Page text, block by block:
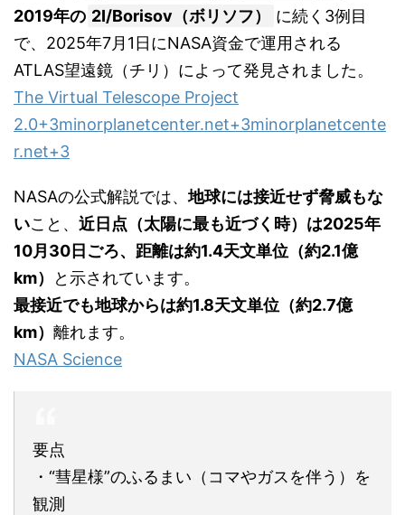
2019年の 2I/Borisov（ボリソフ）
に続く3例目
で、2025年7月1日にNASA資金で運用される
ATLAS望遠鏡（チリ）によって発見されました。
The Virtual Telescope Project
2.0+3minorplanetcenter.net+3minorplanetcente
r.net+3
NASAの公式解説では、地球には接近せず脅威もな
いこと、 近日点（太陽に最も近づく時）は2025年
10月30日ごろ、距離は約1.4天文単位（約2.1億
km）
と示されています。
最接近でも地球からは約1.8天文単位（約2.7億
km） 離れます。
NASA Science
要点
・“彗星様”のふるまい（コマやガスを伴う）を
観測